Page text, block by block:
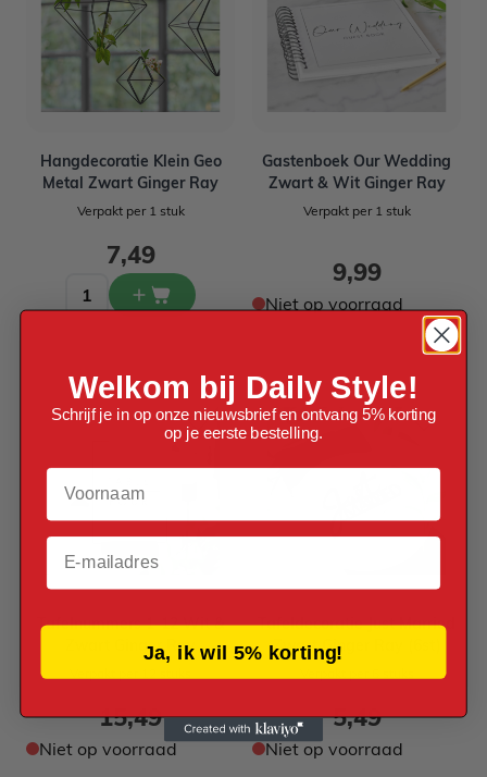
Hangdecoratie Klein Geo
Metal Zwart Ginger Ray
Verpakt per 1 stuk
7,49
Gastenboek Our Wedding
Zwart & Wit Ginger Ray
Verpakt per 1 stuk
9,99
Niet op voorraad
Tafelnummers 1-12 Wit &
Zwart Ginger Ray
15,49
Niet op voorraad
Tafeldecoratie Just Married
Zwart Ginger Ray (6st)
5,49
Niet op voorraad
Welkom bij Daily Style!
Schrijf je in op onze nieuwsbrief en ontvang 5% korting
op je eerste bestelling.
Voornaam
Email
Ja, ik wil 5% korting!